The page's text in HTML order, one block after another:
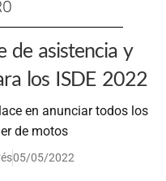
de asistencia y
los ISDE 2022
en anunciar todos los
de motos
05/05/2022